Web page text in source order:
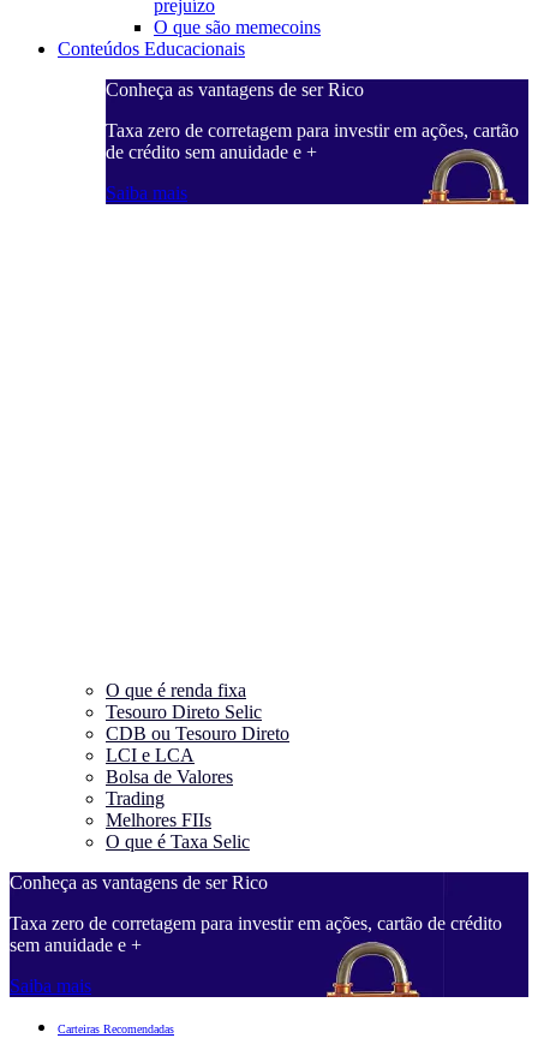
prejuízo
O que são memecoins
Conteúdos Educacionais
Conheça as vantagens de ser Rico
Taxa zero de corretagem para investir em ações, cartão
de crédito sem anuidade e +
Saiba mais
O que é renda fixa
Tesouro Direto Selic
CDB ou Tesouro Direto
LCI e LCA
Bolsa de Valores
Trading
Melhores FIIs
O que é Taxa Selic
Conheça as vantagens de ser Rico
Taxa zero de corretagem para investir em ações, cartão de crédito
sem anuidade e +
Saiba mais
Carteiras Recomendadas